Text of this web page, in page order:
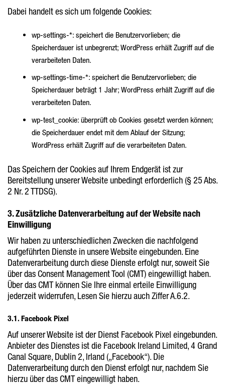
Dabei handelt es sich um folgende Cookies:
wp-settings-*: speichert die Benutzervorlieben; die
Speicherdauer ist unbegrenzt; WordPress erhält Zugriff auf die
verarbeiteten Daten.
wp-settings-time-*: speichert die Benutzervorlieben; die
Speicherdauer beträgt 1 Jahr; WordPress erhält Zugriff auf die
verarbeiteten Daten.
wp-test_cookie: überprüft ob Cookies gesetzt werden können;
die Speicherdauer endet mit dem Ablauf der Sitzung;
WordPress erhält Zugriff auf die verarbeiteten Daten.
Das Speichern der Cookies auf Ihrem Endgerät ist zur
Bereitstellung unserer Website unbedingt erforderlich (§ 25 Abs.
2 Nr. 2 TTDSG).
3. Zusätzliche Datenverarbeitung auf der Website nach
Einwilligung
Wir haben zu unterschiedlichen Zwecken die nachfolgend
aufgeführten Dienste in unsere Website eingebunden. Eine
Datenverarbeitung durch diese Dienste erfolgt nur, soweit Sie
über das Consent Management Tool (CMT) eingewilligt haben.
Über das CMT können Sie Ihre einmal erteile Einwilligung
jederzeit widerrufen, Lesen Sie hierzu auch Ziffer A.6.2.
3.1. Facebook Pixel
Auf unserer Website ist der Dienst Facebook Pixel eingebunden.
Anbieter des Dienstes ist die Facebook Ireland Limited, 4 Grand
Canal Square, Dublin 2, Irland („Facebook“). Die
Datenverarbeitung durch den Dienst erfolgt nur, nachdem Sie
hierzu über das CMT eingewilligt haben.